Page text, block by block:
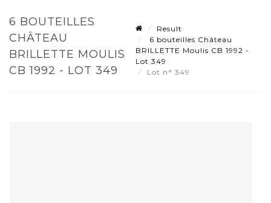
6 BOUTEILLES
CHÂTEAU
BRILLETTE MOULIS
CB 1992 - LOT 349
Result
6 bouteilles Château
BRILLETTE Moulis CB 1992 -
Lot 349
Lot n° 349